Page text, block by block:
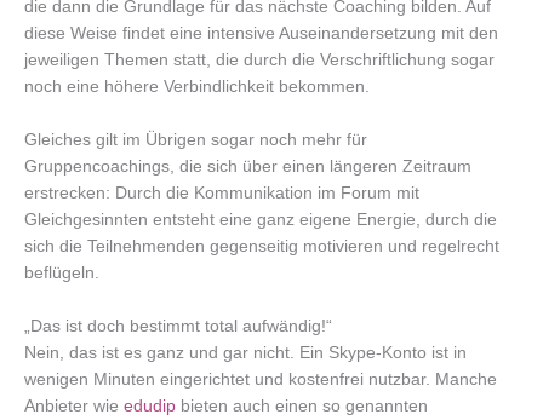
die dann die Grundlage für das nächste Coaching bilden. Auf
diese Weise findet eine intensive Auseinandersetzung mit den
jeweiligen Themen statt, die durch die Verschriftlichung sogar
noch eine höhere Verbindlichkeit bekommen.
Gleiches gilt im Übrigen sogar noch mehr für
Gruppencoachings, die sich über einen längeren Zeitraum
erstrecken: Durch die Kommunikation im Forum mit
Gleichgesinnten entsteht eine ganz eigene Energie, durch die
sich die Teilnehmenden gegenseitig motivieren und regelrecht
beflügeln.
„Das ist doch bestimmt total aufwändig!“
Nein, das ist es ganz und gar nicht. Ein Skype-Konto ist in
wenigen Minuten eingerichtet und kostenfrei nutzbar. Manche
Anbieter wie edudip bieten auch einen so genannten